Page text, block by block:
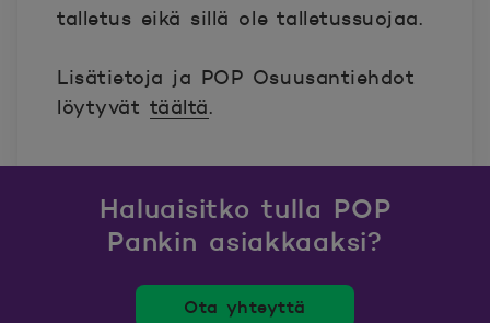
talletus eikä sillä ole talletussuojaa.
Lisätietoja ja POP Osuusantiehdot
löytyvät täältä.
Haluaisitko tulla POP
Pankin asiakkaaksi?
Ota yhteyttä